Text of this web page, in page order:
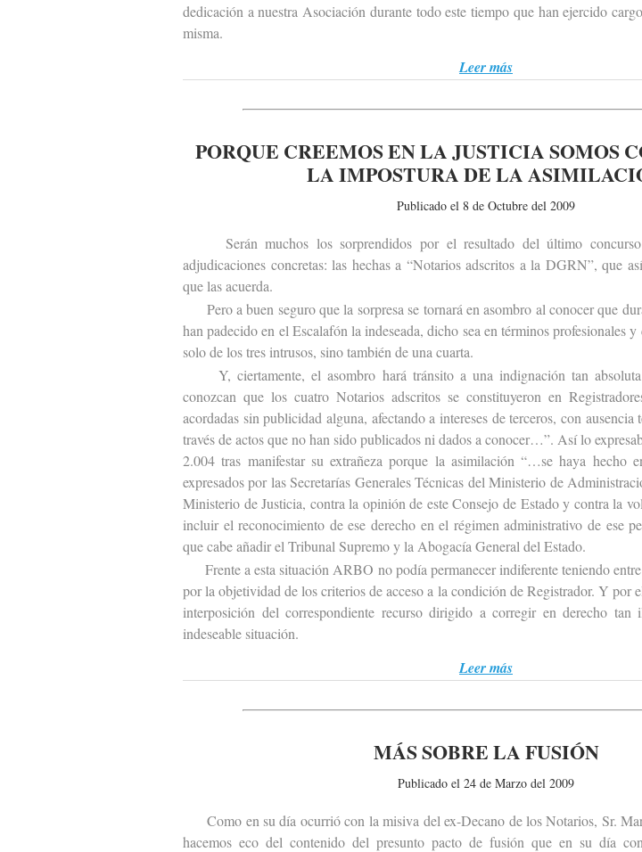
dedicación a nuestra Asociación durante todo este tiempo que han ejercido
misma.
Leer más
PORQUE CREEMOS EN LA JUSTICIA SOMOS
LA IMPOSTURA DE LA
Publicado el 8 de Octubre del 2009
Serán muchos los sorprendidos por el resultado del último
adjudicaciones concretas: las hechas a “Notarios adscritos a la DGRN”, que
que las acuerda.
Pero a buen seguro que la sorpresa se tornará en asombro al conocer que
han padecido en el Escalafón la indeseada, dicho sea en términos profesionales
solo de los tres intrusos, sino también de una cuarta.
Y, ciertamente, el asombro hará tránsito a una indignación tan absoluta
conozcan que los cuatro Notarios adscritos se constituyeron en
acordadas sin publicidad alguna, afectando a intereses de terceros, con
través de actos que no han sido publicados ni dados a conocer…”. Así lo
2.004 tras manifestar su extrañeza porque la asimilación “…se haya hecho
expresados por las Secretarías Generales Técnicas del Ministerio de
Ministerio de Justicia, contra la opinión de este Consejo de Estado y contra la
incluir el reconocimiento de ese derecho en el régimen administrativo de ese
que cabe añadir el Tribunal Supremo y la Abogacía General del Estado.
Frente a esta situación ARBO no podía permanecer indiferente teniendo entre
por la objetividad de los criterios de acceso a la condición de Registrador. Y por
interposición del correspondiente recurso dirigido a corregir en derecho tan
indeseable situación.
Leer más
MÁS SOBRE LA FUSIÓN
Publicado el 24 de Marzo del 2009
Como en su día ocurrió con la misiva del ex-Decano de los Notarios, Sr.
hacemos eco del contenido del presunto pacto de fusión que en su día